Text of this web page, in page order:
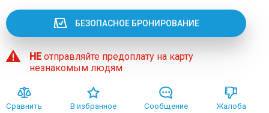
БЕЗОПАСНОЕ БРОНИРОВАНИЕ
НЕотправляйте предоплату на карту
незнакомым людям
Сравнить В избранное Сообщение Жалоба